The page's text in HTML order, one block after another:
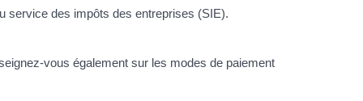
service des impôts des entreprises (SIE).
vous également sur les modes de paiement